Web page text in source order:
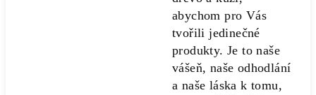
abychom pro Vás
tvořili jedinečné
produkty. Je to naše
vášeň, naše odhodlání
a naše láska k tomu,